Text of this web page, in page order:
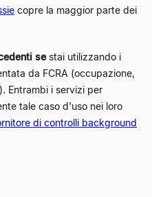
copre la maggior parte dei
sestai utilizzando i
da FCRA (occupazione,
Entrambi i servizi per
tale caso d'uso nei loro
di controlli background